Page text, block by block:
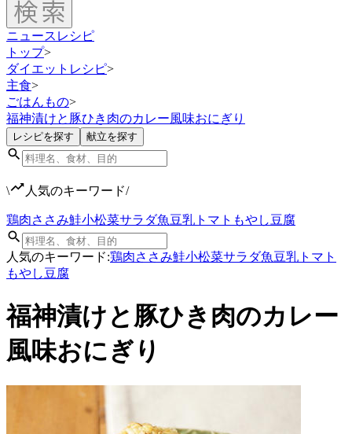
ニュース レシピ
トップ>
ダイエットレシピ>
主食>
ごはんもの>
福神漬けと豚ひき肉のカレー風味おにぎり
レシピを探す 献立を探す
\ 人気のキーワード/
鶏肉ささみ鮭小松菜サラダ魚豆乳 トマト もやし豆腐
人気のキーワード:鶏肉ささみ鮭小松菜サラダ魚豆乳 トマト
もやし豆腐
福神漬けと豚ひき肉のカレー
風味おにぎり